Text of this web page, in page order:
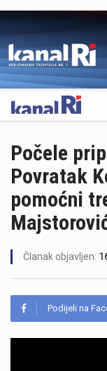
Počele
Povratak
pomoćni
Članak objavljen:
Podijeli na